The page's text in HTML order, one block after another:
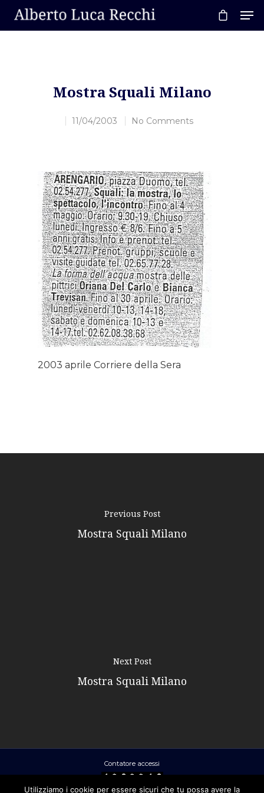
Mostra Squali Milano
11/04/2003 No Comments
2003 aprile Corriere della Sera
Previous Post
Mostra Squali Milano
Next Post
Mostra Squali Milano
Contatore accessi
Utilizziamo i cookie per essere sicuri che tu possa avere la
Home
About AL
Podcast
News